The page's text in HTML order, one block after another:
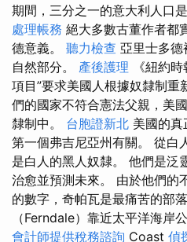
期間，三分之一的意大利人口
處理帳務 絕大多數古董作者都
德意義。 聽力檢查 亞里士多德
自然部分。 產後護理 《紐約
項目”要求美國人根據奴隸制
們的國家不符合憲法父親，美
隸制中。 台胞證新北 美國的
第一個弗吉尼亞州有關。 從白
是白人的黑人奴隸。 他們是泛
治愈並預測未來。 由於他們的
的數字，奇帕瓦是最痛苦的部
（Ferndale）靠近太平洋海岸
會計師提供稅務諮詢 Coast 偵